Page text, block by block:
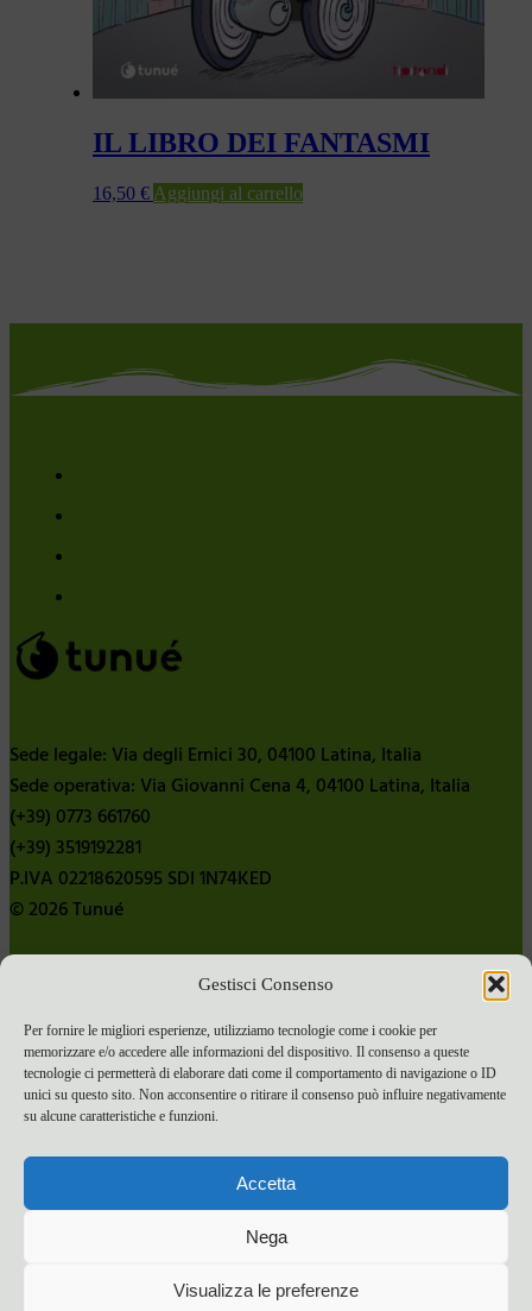
Gestisci Consenso
Per fornire le migliori esperienze, utilizziamo tecnologie come i cookie per
memorizzare e/o accedere alle informazioni del dispositivo. Il consenso a queste
tecnologie ci permetterà di elaborare dati come il comportamento di navigazione o ID
unici su questo sito. Non acconsentire o ritirare il consenso può influire negativamente
su alcune caratteristiche e funzioni.
Accetta
Nega
Visualizza le preferenze
IL LIBRO DEI FANTASMI
16,50 € Aggiungi al carrello
Sede legale: Via degli Ernici 30, 04100 Latina, Italia
Sede operativa: Via Giovanni Cena 4, 04100 Latina, Italia
(+39) 0773 661760
(+39) 3519192281
P.IVA 02218620595 SDI 1N74KED
© 2026 Tunué
Contatti
Pubblica con noi
Termini e condizioni e-commerce
Spese di spedizione
Privacy Policy
Bandi 2025